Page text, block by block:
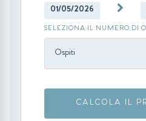
01/05/2026
SELEZIONA IL NUMERO DI
Ospiti
CALCOLA IL